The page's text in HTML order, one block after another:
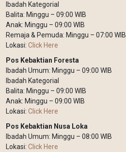
Ibadah Kategorial
Balita: Minggu – 09:00 WIB
Anak: Minggu – 09:00 WIB
Remaja & Pemuda: Minggu – 07:00 WIB
Lokasi: Click Here
Pos Kebaktian Foresta
Ibadah Umum: Minggu – 09:00 WIB
Ibadah Kategorial
Balita: Minggu – 09:00 WIB
Anak: Minggu – 09:00 WIB
Lokasi: Click Here
Pos Kebaktian Nusa Loka
Ibadah Umum: Minggu – 08:00 WIB
Lokasi: Click Here